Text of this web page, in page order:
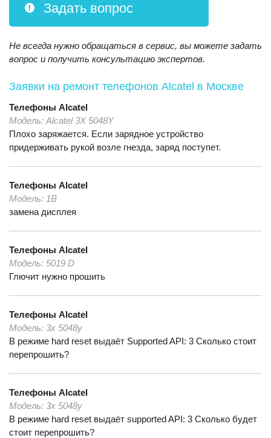
Задать вопрос
Не всегда нужно обращаться в сервис, вы можете задать
вопрос и получить консультацию экспертов.
Заявки на ремонт телефонов Alcatel в Москве
Телефоны Alcatel
Модель: Alcatel 3X 5048Y
Плохо заряжается. Если зарядное устройство
придерживать рукой возле гнезда, заряд поступет.
Телефоны Alcatel
Модель: 1B
замена дисплея
Телефоны Alcatel
Модель: 5019 D
Глючит нужно прошить
Телефоны Alcatel
Модель: 3x 5048y
В режиме hard reset выдаёт Supported API: 3 Сколько стоит
перепрошить?
Телефоны Alcatel
Модель: 3x 5048y
В режиме hard reset выдаёт supported API: 3 Сколько будет
стоит перепрошить?